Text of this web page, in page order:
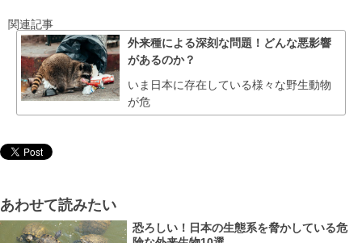
関連記事
外来種による深刻な問題！どんな悪影響
があるのか？
いま日本に存在している様々な野生動物
が危
あわせて読みたい
恐ろしい！日本の生態系を脅かしている危